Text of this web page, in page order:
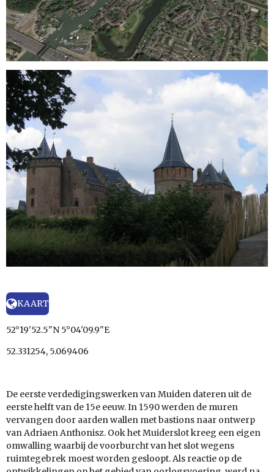
KAART
52°19'52.5"N 5°04'09.9"E
52.331254, 5.069406
De eerste verdedigingswerken van Muiden dateren uit de
eerste helft van de 15e eeuw. In 1590 werden de muren
vervangen door aarden wallen met bastions naar ontwerp
van Adriaen Anthonisz. Ook het Muiderslot kreeg een eigen
omwalling waarbij de voorburcht van het slot wegens
ruimtegebrek moest worden gesloopt. Als reactie op de